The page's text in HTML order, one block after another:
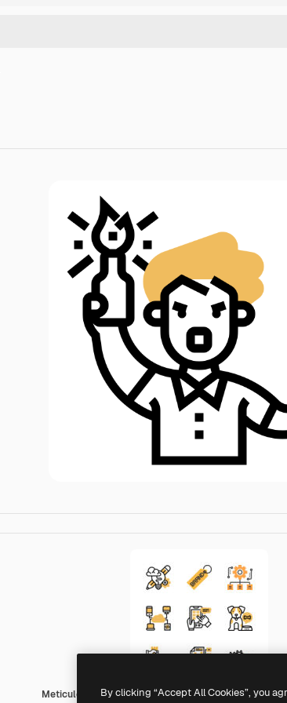
Meticulous Yellow shadowBy clicking “Accept All Cookies”, you